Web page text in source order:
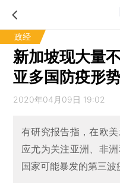
政经
新加坡现大量
亚多国防疫形
2020年04月09日 19:02
有研究报告指，在欧
应尤为关注亚洲、非
国家可能暴发的第三波